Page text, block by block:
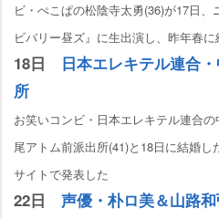
ビ・ぺこぱの松陰寺太勇(36)が17日
ビバリー昼ズ』に生出演し、昨年春
18日 日本エレキテル連合
所
お笑いコンビ・日本エレキテル連合
尾アトム前派出所(41)と18日に結婚
サイトで発表した
22日 声優・朴ロ美＆山路